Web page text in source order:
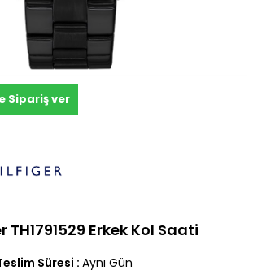
Sipariş ver
Erkek Kol Saati
Süresi : Aynı Gün